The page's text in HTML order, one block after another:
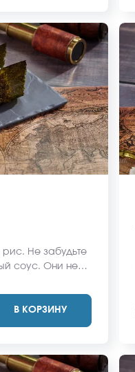
Не забудьте
соус. Они не
В КОРЗИНУ